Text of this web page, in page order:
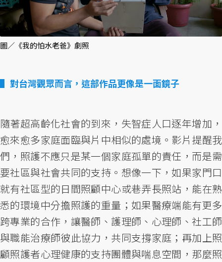
圖／《我的怕水老爸》劇照
對台灣觀眾而言，這部作品更像是一面鏡子
隨著超高齡化社會的到來，失智症人口逐年增加，
愈來愈多家庭面臨與片中相似的處境。影片提醒我
們，照護不應只是某一個家庭孤單的責任，而是需
要社區與社會共同的支持。想像一下，如果家門口
就有社區型的日間照顧中心或巷弄長照站，能在熟
悉的環境中分擔照護的重量；如果醫療端能有更多
跨專業的合作，讓醫師、護理師、心理師、社工師
與職能治療師彼此協力，共同支撐家庭；再加上照
顧照護者心理健康的支持團體與喘息空間，那麼照